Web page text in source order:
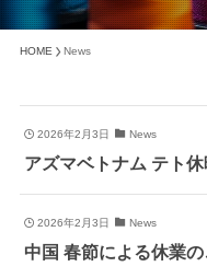
取り扱い商品
サスティナビリティ
お問い合わせ
採用情報
オンラインショップ
HOME News
2026年2月3日 News
アズマベトナム テト
2026年2月3日 News
中国 春節による休業